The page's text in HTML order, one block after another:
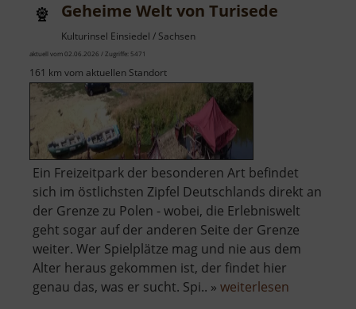
Geheime Welt von Turisede
Kulturinsel Einsiedel / Sachsen
aktuell vom 02.06.2026 / Zugriffe: 5471
161 km vom aktuellen Standort
Ein Freizeitpark der besonderen Art befindet
sich im östlichsten Zipfel Deutschlands direkt an
der Grenze zu Polen - wobei, die Erlebniswelt
geht sogar auf der anderen Seite der Grenze
weiter. Wer Spielplätze mag und nie aus dem
Alter heraus gekommen ist, der findet hier
genau das, was er sucht. Spi.. » weiterlesen